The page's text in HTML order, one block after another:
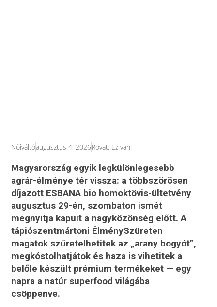
Nőiváltóaugusztus 4, 2026Rovat: Ez van!
Magyarország egyik legkülönlegesebb
agrár-élménye tér vissza: a többszörösen
díjazott ESBANA bio homoktövis-ültetvény
augusztus 29-én, szombaton ismét
megnyitja kapuit a nagyközönség előtt. A
tápiószentmártoni ÉlménySzüreten
magatok szüretelhetitek az „arany bogyót”,
megkóstolhatjátok és haza is vihetitek a
belőle készült prémium termékeket — egy
napra a natúr superfood világába
csöppenve.